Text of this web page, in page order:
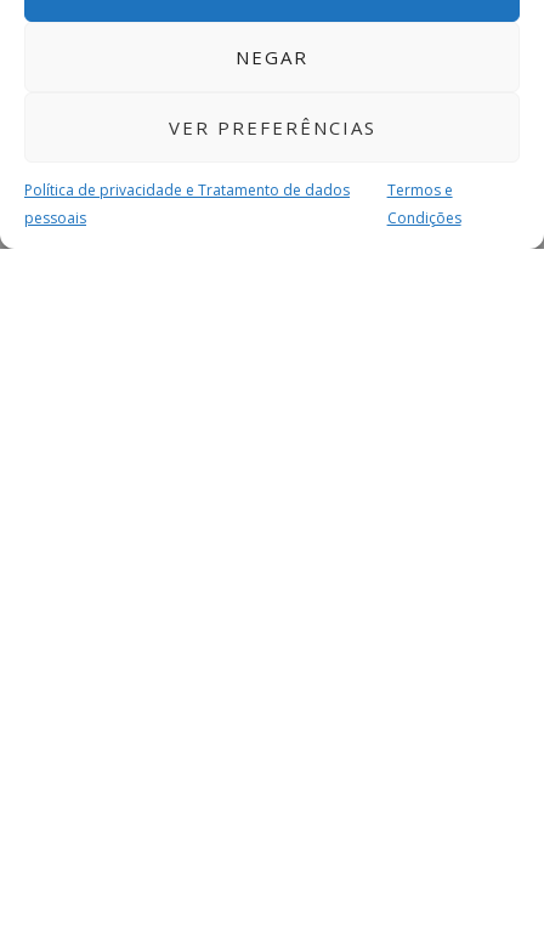
NEGAR
VER PREFERÊNCIAS
Política de privacidade e Tratamento de dados
pessoais
Termos e
Condições